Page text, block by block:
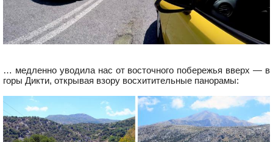
… медленно уводила нас от восточного побережья вверх — в
горы Дикти, открывая взору восхитительные панорамы: